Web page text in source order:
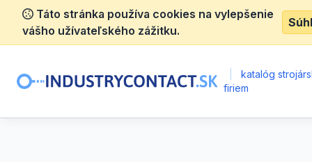
Táto stránka používa cookies na vylepšenie
vášho užívateľského zážitku.
katalóg
firiem